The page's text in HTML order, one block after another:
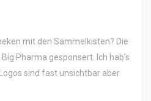
mit den Sammelkisten? Die
Pharma gesponsert. Ich hab’s
sind fast unsichtbar aber